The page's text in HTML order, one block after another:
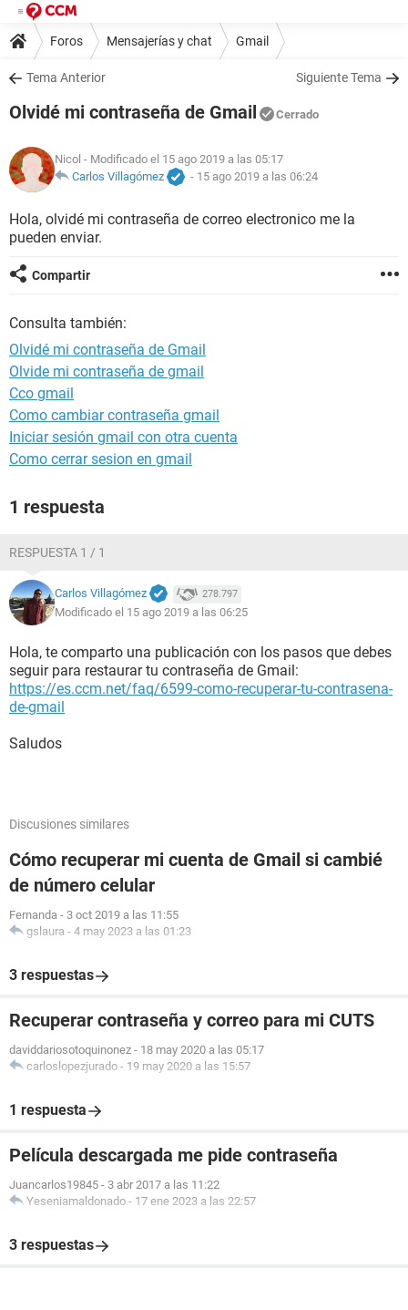
Foros Mensajerías y chat Gmail
Tema Anterior Siguiente Tema
Olvidé mi contraseña de Gmail Cerrado
Nicol - Modificado el 15 ago 2019 a las 05:17
Carlos Villagómez
- 15 ago 2019 a las 06:24
Hola, olvidé mi contraseña de correo electronico me la
pueden enviar.
Compartir
Consulta también:
Olvidé mi contraseña de Gmail
Olvide mi contraseña de gmail
Cco gmail
Como cambiar contraseña gmail
Iniciar sesión gmail con otra cuenta
Como cerrar sesion en gmail
1 respuesta
RESPUESTA 1 / 1
Carlos Villagómez 278.797
Modificado el 15 ago 2019 a las 06:25
Hola, te comparto una publicación con los pasos que debes
seguir para restaurar tu contraseña de Gmail:
https://es.ccm.net/faq/6599-como-recuperar-tu-contrasena-
de-gmail
Saludos
Discusiones similares
Cómo recuperar mi cuenta de Gmail si cambié
de número celular
Fernanda - 3 oct 2019 a las 11:55
gslaura - 4 may 2023 a las 01:23
3 respuestas
Recuperar contraseña y correo para mi CUTS
daviddariosotoquinonez - 18 may 2020 a las 05:17
carloslopezjurado - 19 may 2020 a las 15:57
1 respuesta
Película descargada me pide contraseña
Juancarlos19845 - 3 abr 2017 a las 11:22
Yeseniamaldonado - 17 ene 2023 a las 22:57
3 respuestas